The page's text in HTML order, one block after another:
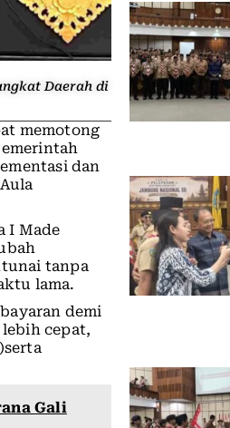
Daerah di
memotong
dan
I Made
tanpa
lama.
demi
cepat,
Gali